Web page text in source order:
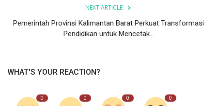
NEXT ARTICLE
Pemerintah Provinsi Kalimantan Barat Perkuat Transformasi
Pendidikan untuk Mencetak...
WHAT'S YOUR REACTION?
0 0 0 0